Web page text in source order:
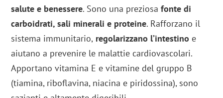
salute e benessere. Sono una preziosafonte di
carboidrati, sali minerali e proteine. Rafforzano il
sistema immunitario, regolarizzano l’intestino e
aiutano a prevenire le malattie cardiovascolari.
Apportano vitamina E e vitamine del gruppo B
(tiamina, riboflavina, niacina e piridossina), sono